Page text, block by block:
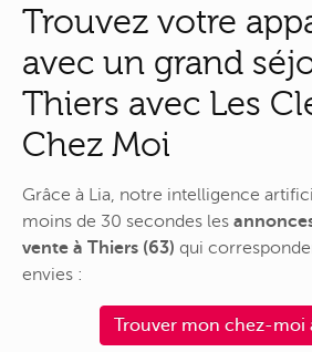
Trouvez votre
avec un grand
Thiers avec Les
Chez Moi
Grâce à Lia, notre intelligence
moins de 30 secondes les
vente à Thiers (63) qui
envies :
Trouver mon chez-moi